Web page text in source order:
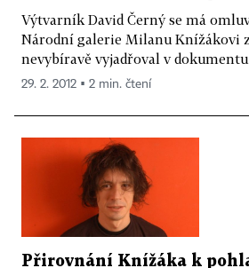
Výtvarník David Černý se má
Národní galerie Milanu Knížákovi
nevybíravě vyjadřoval v
29. 2. 2012 ▪ 2 min. čtení
Přirovnání Knížáka k